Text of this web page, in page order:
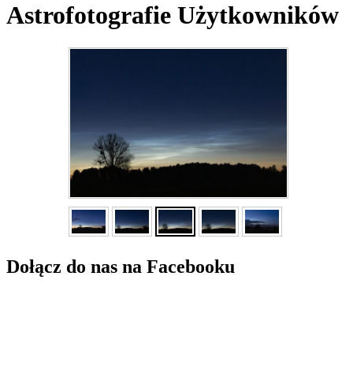
Astrofotografie Użytkowników
Dołącz do nas na Facebooku